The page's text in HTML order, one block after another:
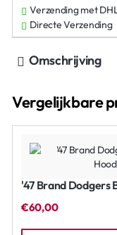
Verzending met
Directe Verzending
Omschrijving
Vergelijkbare
'47 Brand Dodgers
€60,00